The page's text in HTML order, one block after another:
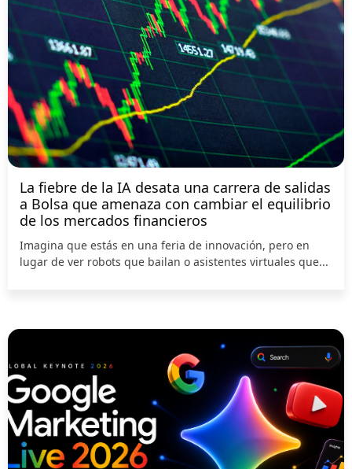
La fiebre de la IA desata una carrera de salidas
a Bolsa que amenaza con cambiar el equilibrio
de los mercados financieros
Imagina que estás en una feria de innovación, pero en
lugar de ver robots que bailan o asistentes virtuales que...